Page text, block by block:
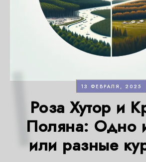
13 ФЕВРАЛЯ, 2025
Роза Хутор и
Поляна: Одно
или разные